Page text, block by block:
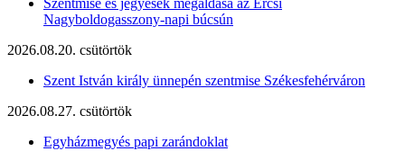
Nagyboldogasszony-napi búcsún
2026.08.20. csütörtök
Szent István király ünnepén szentmise Székesfehérváron
2026.08.27. csütörtök
Egyházmegyés papi zarándoklat